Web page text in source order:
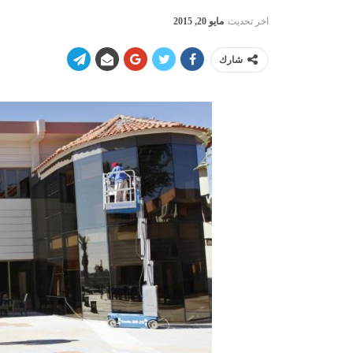
اخر تحديث مايو 20, 2015
شارك